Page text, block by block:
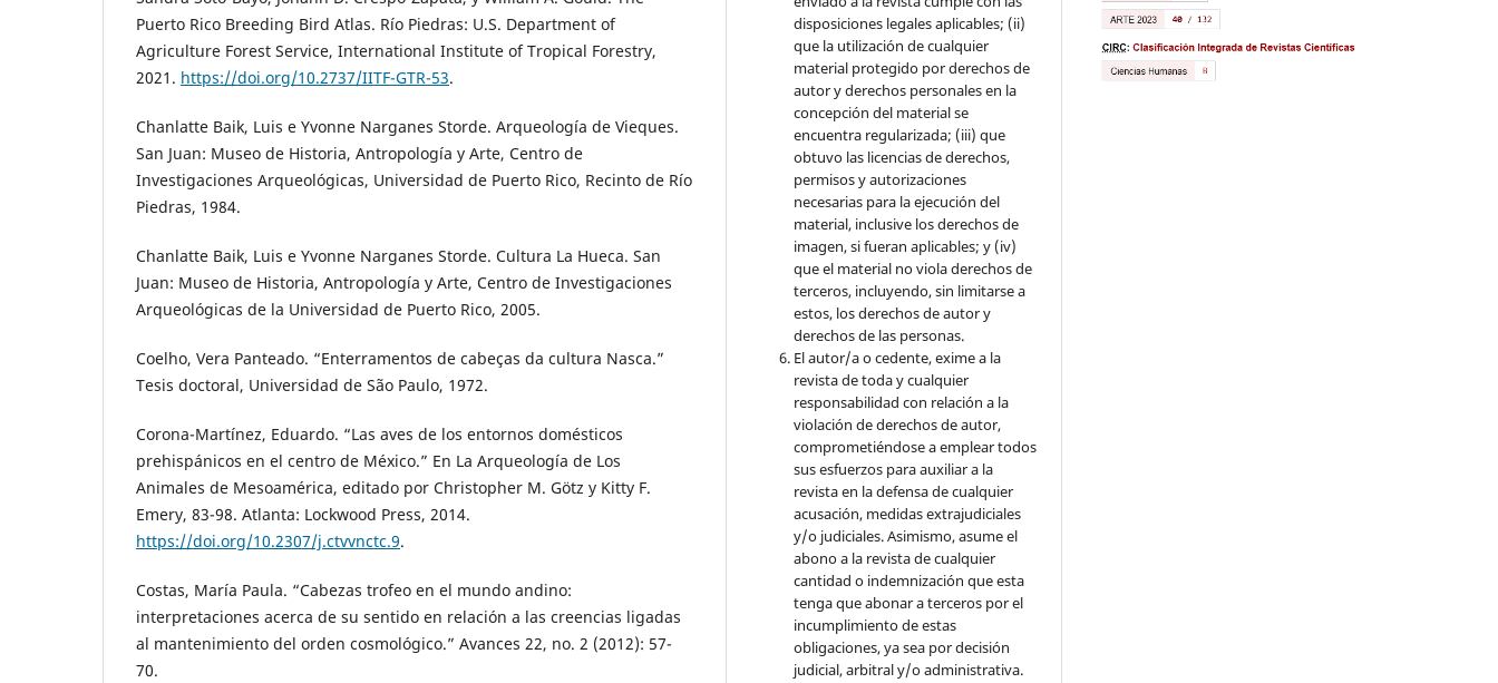
Puerto Rico Breeding Bird Atlas. Río Piedras: U.S. Department of
Agriculture Forest Service, International Institute of Tropical Forestry,
2021. https://doi.org/10.2737/IITF-GTR-53.
Chanlatte Baik, Luis e Yvonne Narganes Storde. Arqueología de Vieques.
San Juan: Museo de Historia, Antropología y Arte, Centro de
Investigaciones Arqueológicas, Universidad de Puerto Rico, Recinto de Río
Piedras, 1984.
Chanlatte Baik, Luis e Yvonne Narganes Storde. Cultura La Hueca. San
Juan: Museo de Historia, Antropología y Arte, Centro de Investigaciones
Arqueológicas de la Universidad de Puerto Rico, 2005.
Coelho, Vera Panteado. “Enterramentos de cabeças da cultura Nasca.”
Tesis doctoral, Universidad de São Paulo, 1972.
Corona-Martínez, Eduardo. “Las aves de los entornos domésticos
prehispánicos en el centro de México.” En La Arqueología de Los
Animales de Mesoamérica, editado por Christopher M. Götz y Kitty F.
Emery, 83-98. Atlanta: Lockwood Press, 2014.
https://doi.org/10.2307/j.ctvvnctc.9.
Costas, María Paula. “Cabezas trofeo en el mundo andino:
interpretaciones acerca de su sentido en relación a las creencias ligadas
al mantenimiento del orden cosmológico.” Avances 22, no. 2 (2012): 57-
70.
disposiciones legales aplicables; (ii)
que la utilización de cualquier
material protegido por derechos de
autor y derechos personales en la
concepción del material se
encuentra regularizada; (iii) que
obtuvo las licencias de derechos,
permisos y autorizaciones
necesarias para la ejecución del
material, inclusive los derechos de
imagen, si fueran aplicables; y (iv)
que el material no viola derechos de
terceros, incluyendo, sin limitarse a
estos, los derechos de autor y
derechos de las personas.
El autor/a o cedente, exime a la
revista de toda y cualquier
responsabilidad con relación a la
violación de derechos de autor,
comprometiéndose a emplear todos
sus esfuerzos para auxiliar a la
revista en la defensa de cualquier
acusación, medidas extrajudiciales
y/o judiciales. Asimismo, asume el
abono a la revista de cualquier
cantidad o indemnización que esta
tenga que abonar a terceros por el
incumplimiento de estas
obligaciones, ya sea por decisión
judicial, arbitral y/o administrativa.